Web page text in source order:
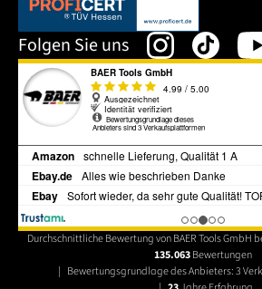
Dieser Link öffnet sich in einem neuen
Folgen Sie uns
Durchschnittliche Bewertung von BAER Tools GmbH
135.063Bewertungen
| Bewertungsgrundlage des Anbieters: 3